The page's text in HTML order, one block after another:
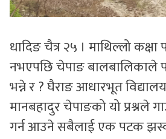
धादिङ चैत्र २५ । माथिल्लो
नभएपछि चेपाङ बालबालिकाले
भन्ने र ? घैराङ आधारभूत
मानबहादुर चेपाङको यो प्रश्नले
गर्न आउने सबैलाई एक पटक